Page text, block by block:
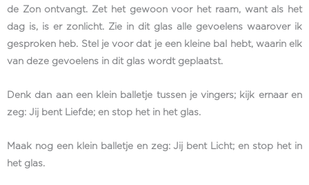
de Zon ontvangt. Zet het gewoon voor het raam, want als het
dag is, is er zonlicht. Zie in dit glas alle gevoelens waarover ik
gesproken heb. Stel je voor dat je een kleine bal hebt, waarin elk
van deze gevoelens in dit glas wordt geplaatst.
Denk dan aan een klein balletje tussen je vingers; kijk ernaar en
zeg: Jij bent Liefde; en stop het in het glas.
Maak nog een klein balletje en zeg: Jij bent Licht; en stop het in
het glas.